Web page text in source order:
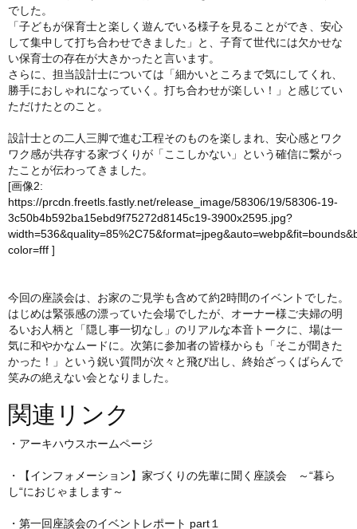
でした。
「子どもが保育士と楽しく遊んでいる様子を見ることができ、安心
して集中して打ち合わせできました」と、子育て世代には欠かせな
い保育士の存在が大きかったと言います。
さらに、担当設計士については「細かいところまで気にしてくれ、
勝手におしゃれになっていく。打ち合わせが楽しい！」と感じてい
ただけたとのこと。
設計士との二人三脚で進む工程そのものを楽しまれ、安心感とワク
ワク感が共存する家づくりが「ここしかない」という確信に繋がっ
たことが伝わってきました。
[画像2:
https://prcdn.freetls.fastly.net/release_image/58306/19/58306-19-
3c50b4b592ba15ebd9f75272d8145c19-3900x2595.jpg?
color=fff ]
今回の座談会は、お家のご見学も含めて約2時間のイベントでした。
はじめは緊張感の漂っていた会場でしたが、オーナー様ご夫婦の明
るいお人柄と「隠し事一切なし」のリアルな本音トークに、場は一
気に和やかなムードに。次第に参加者の皆様からも「そこが聞きた
かった！」という鋭い質問が次々と飛び出し、終始ざっくばらんで
笑みの絶えない会となりました。
関連リンク
・ アーキハウスホームページ
・
【インフォメーション】家づくりの先輩に聞く座談会 ～“暮ら
し“におじゃまします～
・ 第一回座談会のイベントレポート part１